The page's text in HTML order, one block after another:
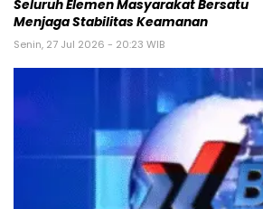
Seluruh Elemen Masyarakat Bersatu
Menjaga Stabilitas Keamanan
Senin, 27 Jul 2026 - 20:23 WIB